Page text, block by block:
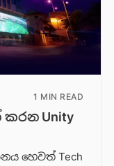
1 MIN READ
Unity
හෙවත් Tech